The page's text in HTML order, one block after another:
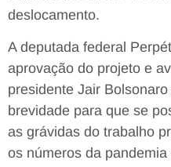
deslocamento.
A deputada federal
aprovação do projeto e
presidente Jair
brevidade para que se
as grávidas do trabalho
os números da